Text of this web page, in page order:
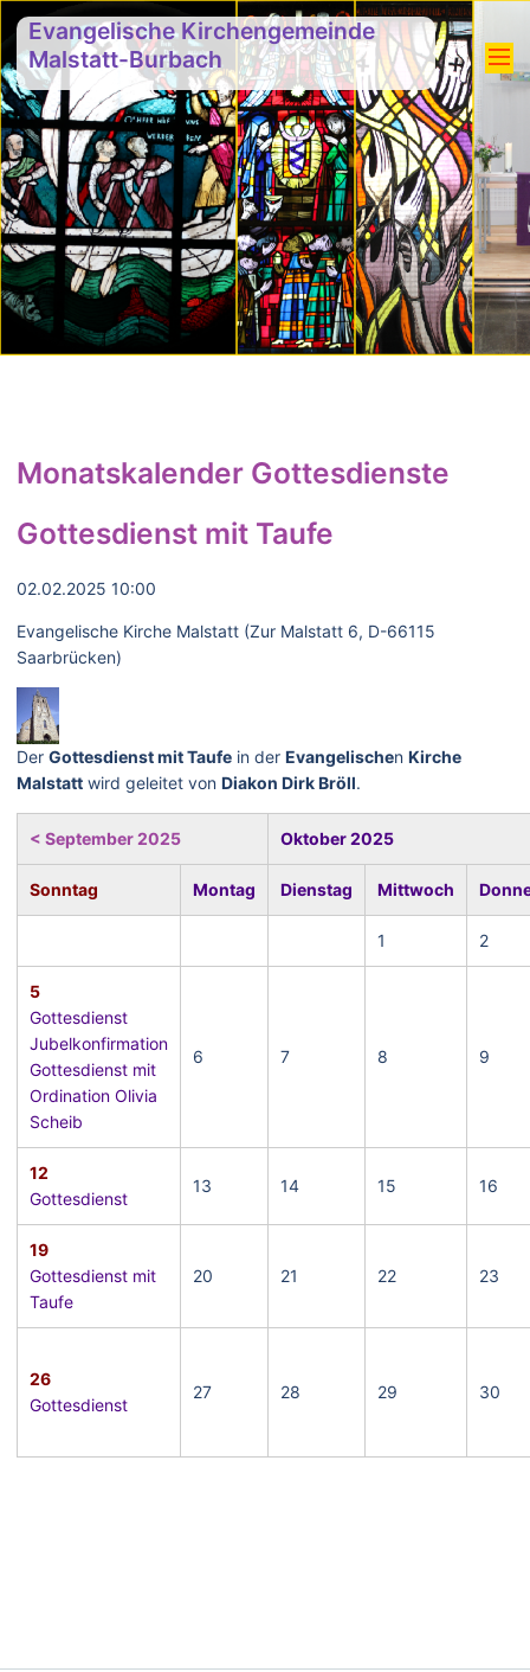
Evangelische Kirchengemeinde
Malstatt-Burbach
Monatskalender Gottesdienste
Gottesdienst mit Taufe
02.02.2025 10:00
Evangelische Kirche Malstatt (Zur Malstatt 6, D-66115
Saarbrücken)
Der Gottesdienst mit Taufe in der Evangelischen Kirche
Malstatt wird geleitet von Diakon Dirk Bröll.
< September 2025 Oktober 2025
Sonntag Montag Dienstag Mittwoch
1 2
5
Gottesdienst
Jubelkonfirmation
Gottesdienst mit
Ordination Olivia
Scheib
6 7 8 9
12
Gottesdienst
13 14 15 16
19
Gottesdienst mit
Taufe
20 21 22 23
26
Gottesdienst
27 28 29 30